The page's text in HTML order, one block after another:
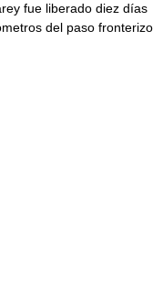
fue liberado diez días
del paso fronterizo